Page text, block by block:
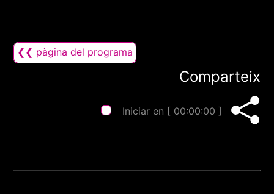
❮❮ pàgina del programa
Comparteix
Iniciar en [ 00:00:00 ]